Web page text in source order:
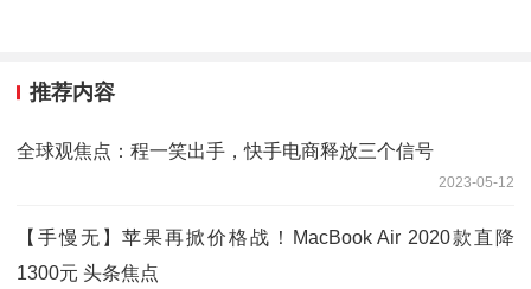
推荐内容
全球观焦点：程一笑出手，快手电商释放三个信号
2023-05-12
【手慢无】苹果再掀价格战！MacBook Air 2020款直降
1300元 头条焦点